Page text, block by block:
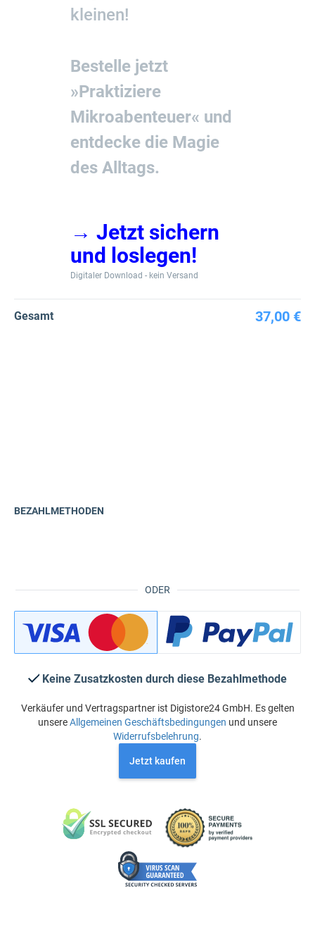
kleinen!
Bestelle jetzt
»Praktiziere
Mikroabenteuer« und
entdecke die Magie
des Alltags.
→ Jetzt sichern
und loslegen!
Digitaler Download - kein Versand
Gesamt 37,00 €
ODER
BEZAHLMETHODEN
Keine Zusatzkosten durch diese Bezahlmethode
Verkäufer und Vertragspartner ist Digistore24 GmbH. Es gelten
unsereAllgemeinen Geschäftsbedingungen und unsere
Widerrufsbelehrung.
Jetzt kaufen